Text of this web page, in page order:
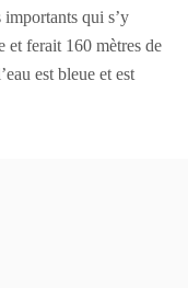
importants qui s’y
et ferait 160 mètres de
est bleue et est